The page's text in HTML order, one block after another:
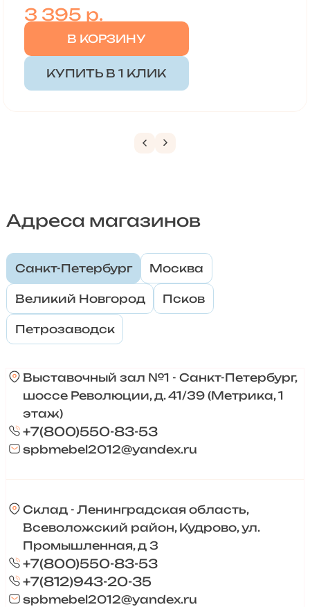
3 395 р.
В КОРЗИНУ
КУПИТЬ В 1 КЛИК
Адреса магазинов
Санкт-Петербург Москва
Великий Новгород Псков
Петрозаводск
Выставочный зал №1 - Санкт-Петербург,
шоссе Революции, д. 41/39 (Метрика, 1
этаж)
+7(800)550-83-53
spbmebel2012@yandex.ru
Склад - Ленинградская область,
Всеволожский район, Кудрово, ул.
Промышленная, д 3
+7(800)550-83-53
+7(812)943-20-35
spbmebel2012@yandex.ru